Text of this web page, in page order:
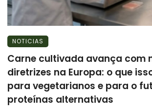
NOTICIAS
Carne cultivada avança com
diretrizes na Europa: o que
para vegetarianos e para o
proteínas alternativas